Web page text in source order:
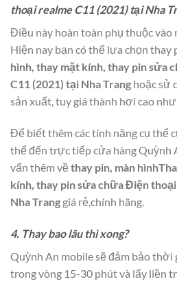
thoại realme C11 (2021) tại Nha
Điều này hoàn toàn phụ thuộc vào
Hiện nay bạn có thể lựa chọn
hình, thay mặt kính, thay pin sửa
C11 (2021) tại Nha Trang hoặc sử
sản xuất, tuy giá thành hơi cao
Để biết thêm các tính năng cụ thể
thể đến trực tiếp cửa hàng Quỳnh
vấn thêm về thay pin, màn
kính, thay pin sửa chữa Điện
Nha Trang giá rẻ,chính hãng.
4. Thay bao lâu thì xong?
Quỳnh An mobile sẽ đảm bảo thời
trong vòng 15-30 phút và lấy liền